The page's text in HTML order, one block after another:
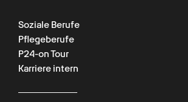
Soziale Berufe
Pflegeberufe
P24-on Tour
Karriere intern